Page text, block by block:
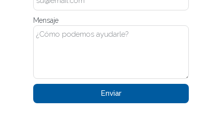
Mensaje
Enviar